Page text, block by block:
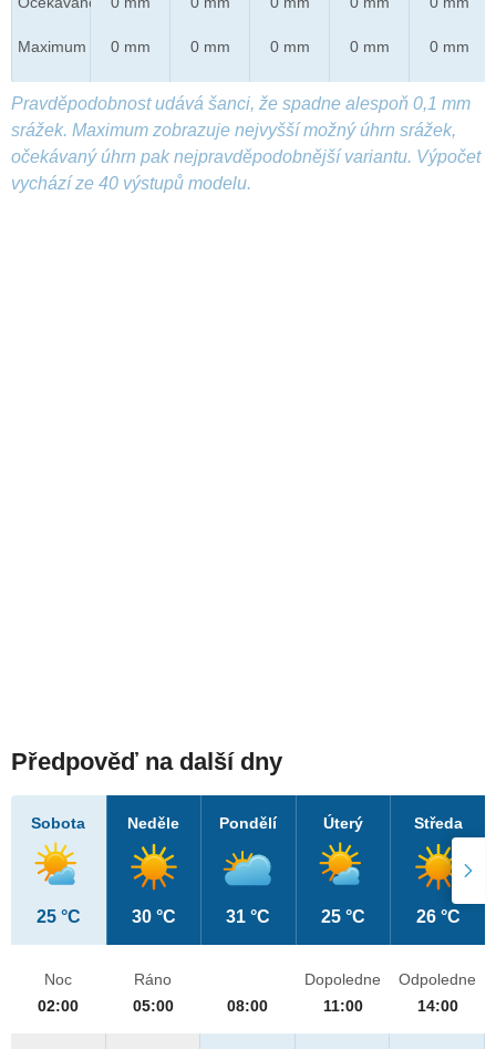
Maximum 0 mm 0 mm 0 mm 0 mm 0 mm
Pravděpodobnost udává šanci, že spadne alespoň 0,1 mm
srážek. Maximum zobrazuje nejvyšší možný úhrn srážek,
očekávaný úhrn pak nejpravděpodobnější variantu. Výpočet
vychází ze 40 výstupů modelu.
Předpověď na další dny
Sobota
25 °C
Neděle
30 °C
Pondělí
31 °C
Úterý
25 °C
Středa
26 °C
Noc
02:00
Ráno
05:00
08:00
Dopoledne
11:00
Odpoledne
14:00